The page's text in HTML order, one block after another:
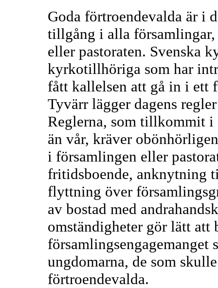
Goda förtroendevalda är i
tillgång i alla församlingar,
eller pastoraten. Svenska
kyrkotillhöriga som har
fått kallelsen att gå in i ett
Tyvärr lägger dagens
Reglerna, som tillkommit i
än vår, kräver
i församlingen eller
fritidsboende, anknytning
flyttning över
av bostad med
omständigheter gör lätt att
ungdomarna, de som
förtroendevalda.